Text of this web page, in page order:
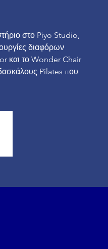
στο Piyo Studio,
διαφόρων
και το Wonder Chair
Pilates που